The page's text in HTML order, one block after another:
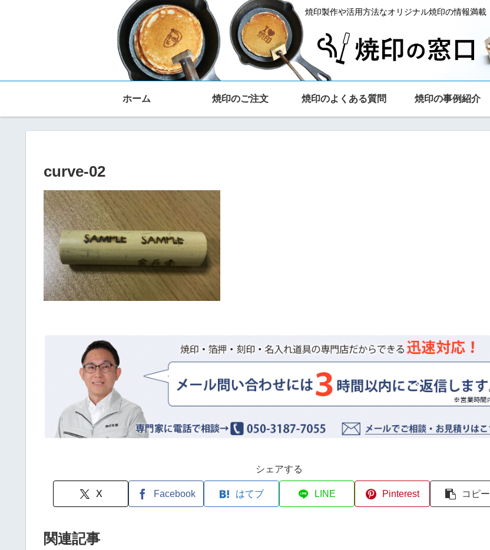
焼印製作や活用方法なオリジナル焼印の情報満載
ホーム 焼印のご注文 焼印のよくある質問 焼印の事例紹介
curve-02
シェアする
X Facebook はてブ LINE Pinterest コピー
関連記事